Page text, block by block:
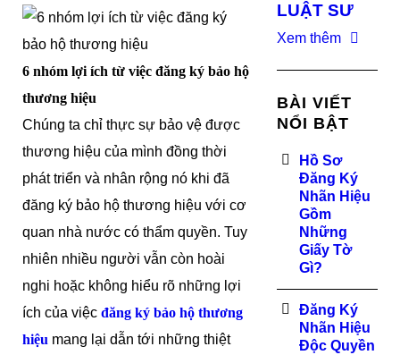
6 nhóm lợi ích từ việc đăng ký bảo hộ
thương hiệu
Chúng ta chỉ thực sự bảo vệ được
thương hiệu của mình đồng thời
phát triển và nhân rộng nó khi đã
đăng ký bảo hộ thương hiệu với cơ
quan nhà nước có thẩm quyền. Tuy
nhiên nhiều người vẫn còn hoài
nghi hoặc không hiểu rõ những lợi
ích của việc đăng ký bảo hộ thương
hiệu mang lại dẫn tới những thiệt
LUẬT SƯ
Xem thêm
BÀI VIẾT
NỔI BẬT
Hồ Sơ
Đăng Ký
Nhãn Hiệu
Gồm
Những
Giấy Tờ
Gì?
Đăng Ký
Nhãn Hiệu
Độc Quyền